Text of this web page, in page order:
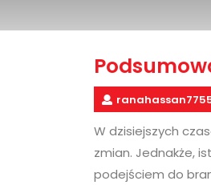
W dzisiejszych
zmian. Jednakże,
podejściem do